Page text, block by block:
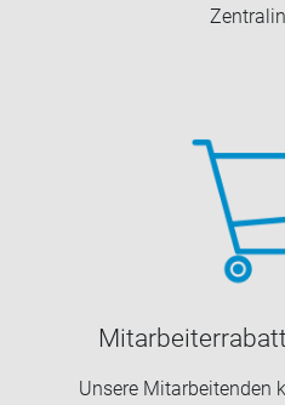
Un­se­re Mit­ar­bei­ten­den